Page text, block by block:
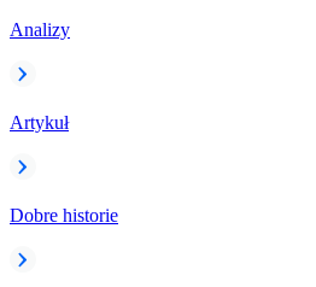
Analizy
Artykuł
Dobre historie